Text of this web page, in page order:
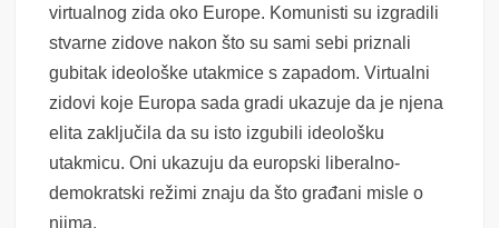
virtualnog zida oko Europe. Komunisti su izgradili
stvarne zidove nakon što su sami sebi priznali
gubitak ideološke utakmice s zapadom. Virtualni
zidovi koje Europa sada gradi ukazuje da je njena
elita zaključila da su isto izgubili ideološku
utakmicu. Oni ukazuju da europski liberalno-
demokratski režimi znaju da što građani misle o
njima.